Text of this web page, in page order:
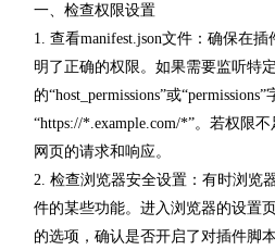
一、检查权限设置
1. 查看manifest.json文件：确保在插
明了正确的权限。如果需要监听特
的“host_permissions”或
“https://*.example.com/*”。若权限
网页的请求和响应。
2. 检查浏览器安全设置：有时浏览
件的某些功能。进入浏览器的设置
的选项，确认是否开启了对插件脚